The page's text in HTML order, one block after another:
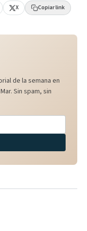
X Copiar link
de la semana en
Sin spam, sin